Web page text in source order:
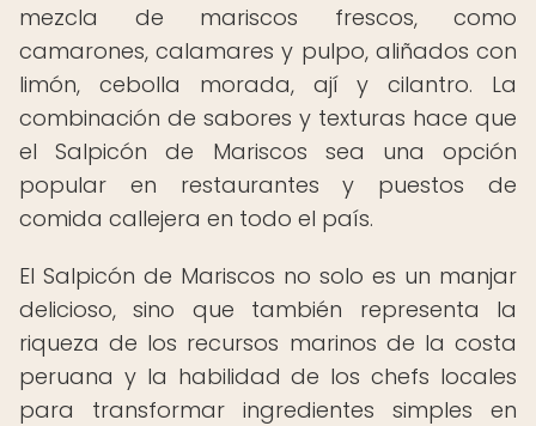
mezcla de mariscos frescos, como
camarones, calamares y pulpo, aliñados con
limón, cebolla morada, ají y cilantro. La
combinación de sabores y texturas hace que
el Salpicón de Mariscos sea una opción
popular en restaurantes y puestos de
comida callejera en todo el país.
El Salpicón de Mariscos no solo es un manjar
delicioso, sino que también representa la
riqueza de los recursos marinos de la costa
peruana y la habilidad de los chefs locales
para transformar ingredientes simples en